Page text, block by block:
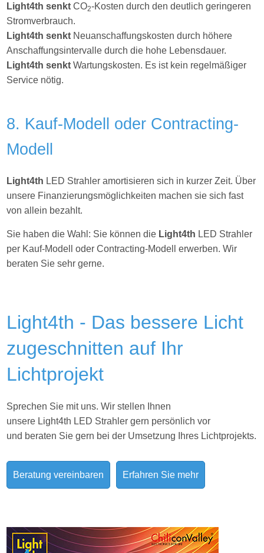
Light4th senkt CO2-Kosten durch den deutlich geringeren
Stromverbrauch.
Light4th senkt Neuanschaffungskosten durch höhere
Anschaffungsintervalle durch die hohe Lebensdauer.
Light4th senkt Wartungskosten. Es ist kein regelmäßiger
Service nötig.
8. Kauf-Modell oder Contracting-
Modell
Light4th LED Strahler amortisieren sich in kurzer Zeit. Über
unsere Finanzierungsmöglichkeiten machen sie sich fast
von allein bezahlt.
Sie haben die Wahl: Sie können die Light4th LED Strahler
per Kauf-Modell oder Contracting-Modell erwerben. Wir
beraten Sie sehr gerne.
Light4th - Das bessere Licht
zugeschnitten auf Ihr
Lichtprojekt
Sprechen Sie mit uns. Wir stellen Ihnen
unsere Light4th LED Strahler gern persönlich vor
und beraten Sie gern bei der Umsetzung Ihres Lichtprojekts.
Beratung vereinbaren Erfahren Sie mehr